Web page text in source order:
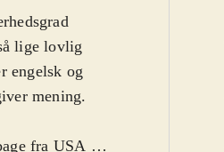
lige lovlig
engelsk og
mening.
fra USA til